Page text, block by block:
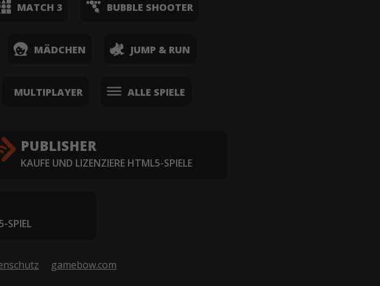
MATCH 3 BUBBLE SHOOTER
MÄDCHEN JUMP & RUN
MULTIPLAYER ALLE SPIELE
PUBLISHER
KAUFE UND LIZENZIERE HTML5-SPIELE
SPIEL
gamebow.com